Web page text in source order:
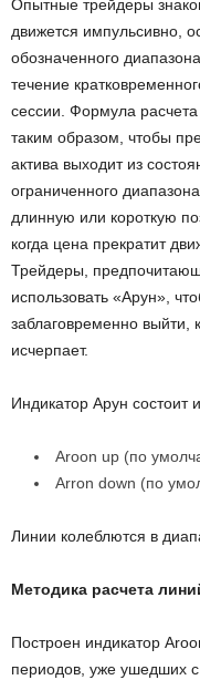
Опытные трейдеры
движется импульсивно,
обозначенного
течение
сессии. Формула
таким образом, чтобы
актива выходит из
ограниченного
длинную или короткую
когда цена прекратит
Трейдеры,
использовать «Арун»,
заблаговременно выйти,
исчерпает.
Индикатор Арун состоит
Aroon up (по
Arron down (по
Линии колеблются в
Методика расчета
Построен индикатор
периодов, уже ушедших